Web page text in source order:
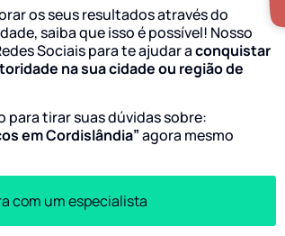
os seus resultados através do
saiba que isso é possível! Nosso
Sociais para te ajudar aconquistar
na sua cidade ou região de
para tirar suas dúvidas sobre:
em Cordislândia”agora mesmo
com um especialista